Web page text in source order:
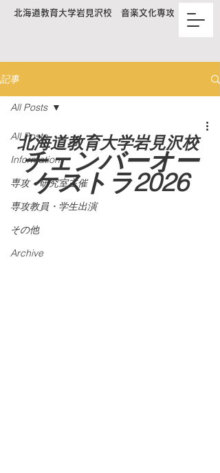
北海道教育大学岩見沢校 音楽文化専攻
記事
All Posts
Information
専攻・研究室主催
専攻教員・学生出演
その他
Archive
All Posts
北海道教育大学岩見沢校
チェンバーオー
ケストラ2026